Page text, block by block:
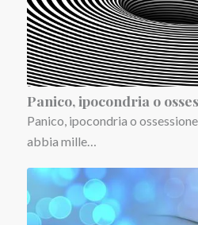
Panico, ipocondria o
Panico, ipocondria o
abbia mille…